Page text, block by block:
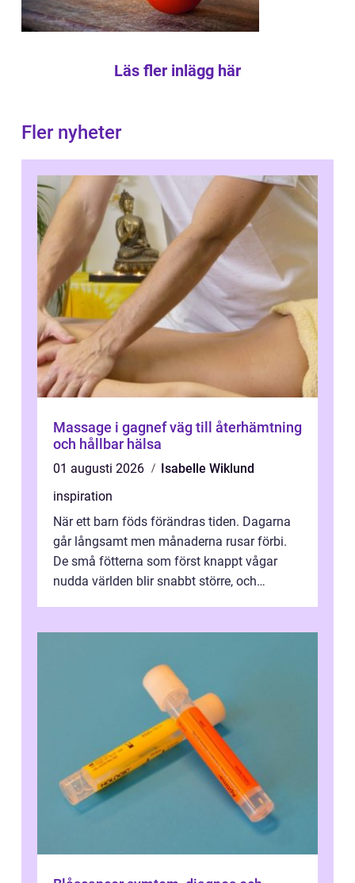
Läs fler inlägg här
Fler nyheter
Massage i gagnef väg till återhämtning
och hållbar hälsa
01 augusti 2026
Isabelle Wiklund
inspiration
När ett barn föds förändras tiden. Dagarna
går långsamt men månaderna rusar förbi.
De små fötterna som först knappt vågar
nudda världen blir snabbt större, och